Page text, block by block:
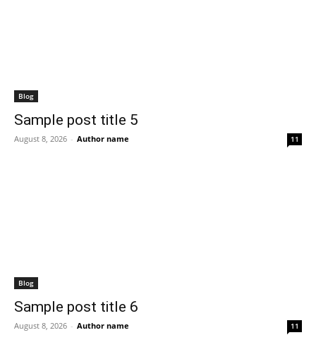
Blog
Sample post title 5
Author name
-
August 8, 2026 11
Blog
Sample post title 6
Author name
-
August 8, 2026 11